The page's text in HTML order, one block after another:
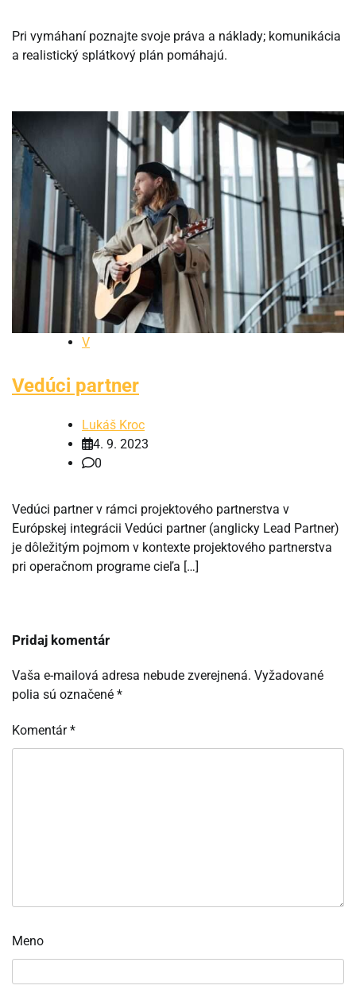
Pri vymáhaní poznajte svoje práva a náklady; komunikácia
a realistický splátkový plán pomáhajú.
V
Vedúci partner
Lukáš Kroc
4. 9. 2023
0
Vedúci partner v rámci projektového partnerstva v
Európskej integrácii Vedúci partner (anglicky Lead Partner)
je dôležitým pojmom v kontexte projektového partnerstva
pri operačnom programe cieľa […]
Pridaj komentár
Vaša e-mailová adresa nebude zverejnená. Vyžadované
polia sú označené *
Komentár*
Meno